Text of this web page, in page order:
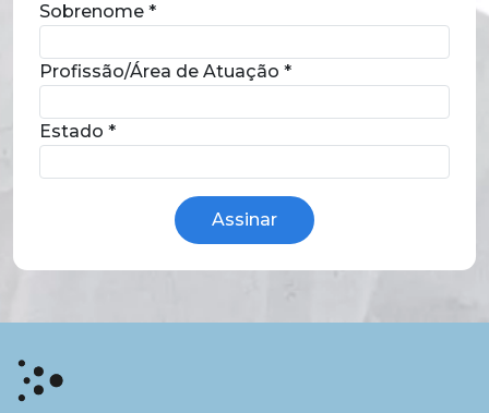
Sobrenome *
Profissão/Área de Atuação *
Estado *